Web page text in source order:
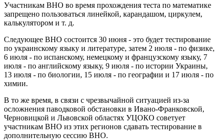
Участникам ВНО во время прохождения теста по математике
запрещено пользоваться линейкой, карандашом, циркулем,
калькулятором и т. д.
Следующее ВНО состоится 30 июня - это будет тестирование
по украинскому языку и литературе, затем 2 июля - по физике,
6 июля - по испанскому, немецкому и французскому языку, 7
июля - по английскому языку, 9 июля - по истории Украины,
13 июля - по биологии, 15 июля - по географии и 17 июля - по
химии.
В то же время, в связи с чрезвычайной ситуацией из-за
осложнения паводковой обстановки в Ивано-Франковской,
Черновицкой и Львовской областях УЦОКО советует
участникам ВНО из этих регионов сдавать тестирование в
дополнительную сессию ВНО.